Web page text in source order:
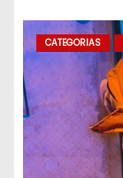
CATEGORIAS